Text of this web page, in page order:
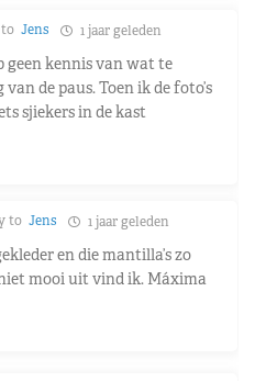
toJens 1 jaar geleden
geen kennis van wat te
de paus. Toen ik de foto’s
sjiekers in de kast
toJens 1 jaar geleden
en die mantilla’s zo
mooi uit vind ik. Máxima